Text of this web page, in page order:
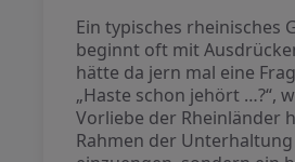
Ein typisches rheinisches
beginnt oft mit
hätte da jern mal eine
„Haste schon jehört …?“,
Vorliebe der Rheinländer
Rahmen der